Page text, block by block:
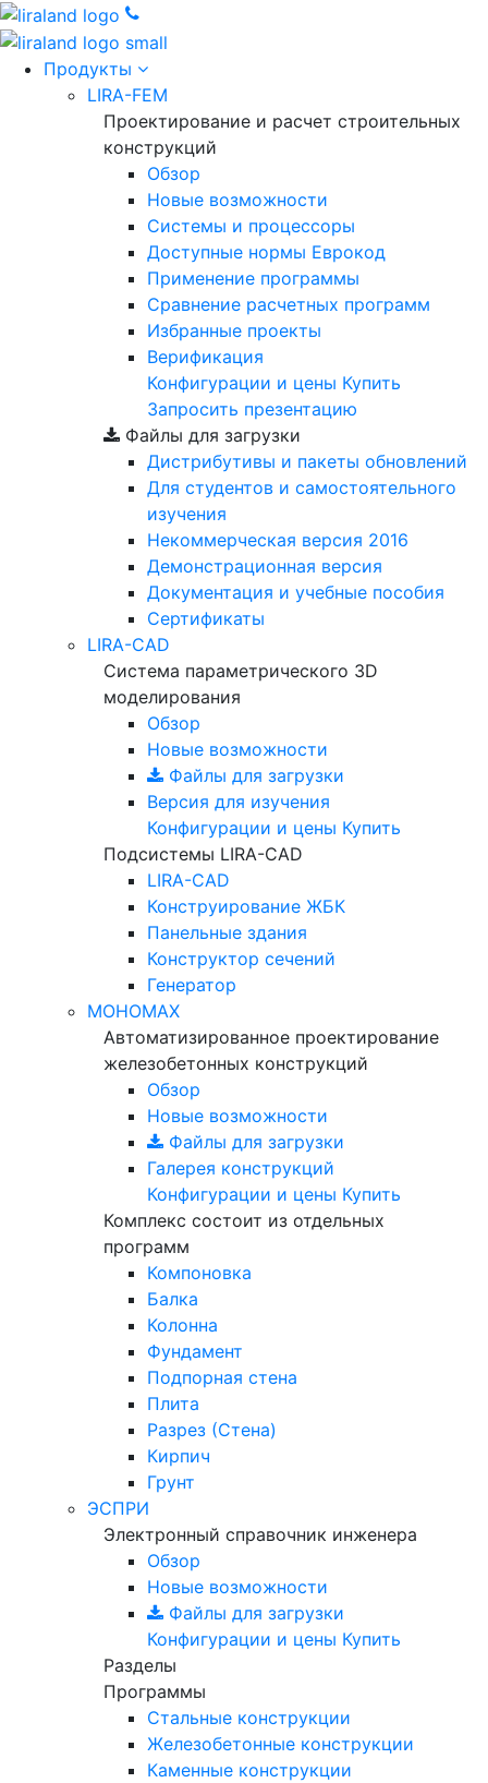
Продукты
LIRA-FEM
Проектирование и расчет строительных
конструкций
Обзор
Новые возможности
Cистемы и процессоры
Доступные нормы Еврокод
Применение программы
Сравнение расчетных программ
Избранные проекты
Верификация
Конфигурации и цены Купить
Запросить презентацию
Файлы для загрузки
Дистрибутивы и пакеты обновлений
Для студентов и самостоятельного
изучения
Некоммерческая версия 2016
Демонстрационная версия
Документация и учебные пособия
Сертификаты
LIRA-CAD
Система параметрического 3D
моделирования
Обзор
Новые возможности
Файлы для загрузки
Версия для изучения
Конфигурации и цены Купить
Подсистемы LIRA-CAD
LIRA-CAD
Конструирование ЖБК
Панельные здания
Конструктор сечений
Генератор
МОНОМАХ
Автоматизированное проектирование
железобетонных конструкций
Обзор
Новые возможности
Файлы для загрузки
Галерея конструкций
Конфигурации и цены Купить
Комплекс состоит из отдельных
программ
Компоновка
Балка
Колонна
Фундамент
Подпорная стена
Плита
Разрез (Стена)
Кирпич
Грунт
ЭСПРИ
Электронный справочник инженера
Обзор
Новые возможности
Файлы для загрузки
Конфигурации и цены Купить
Разделы
Программы
Стальные конструкции
Железобетонные конструкции
Каменные конструкции